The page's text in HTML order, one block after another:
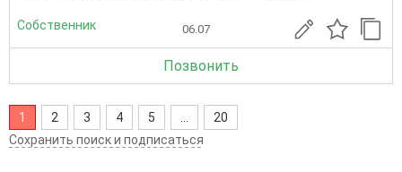
Собственник 06.07
Позвонить
1 2 3 4 5
20
Сохранить поиск и подписаться